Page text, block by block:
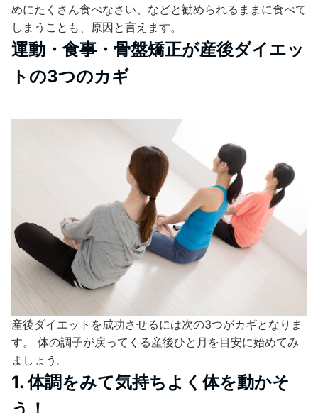
めにたくさん食べなさい、などと勧められるままに食べて
しまうことも、原因と言えます。
運動・食事・骨盤矯正が産後ダイエッ
トの3つのカギ
産後ダイエットを成功させるには次の3つがカギとなりま
す。 体の調子が戻ってくる産後ひと月を目安に始めてみ
ましょう。
1. 体調をみて気持ちよく体を動かそ